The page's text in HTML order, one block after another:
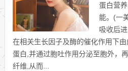
蛋白营
能。(一
吸收后
在相关生长因子及酶的催化作用下
蛋白,并通过胞吐作用分泌至胞外，
纤维,从而...